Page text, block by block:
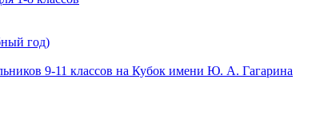
год)
9-11 классов на Кубок имени Ю. А. Гагарина